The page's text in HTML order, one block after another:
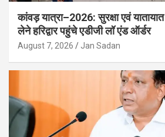
कांवड़ यात्रा–2026: सुरक्षा एवं
लेने हरिद्वार पहुंचे एडीजी लॉ एंड ऑर्डर
August 7, 2026 Jan Sadan